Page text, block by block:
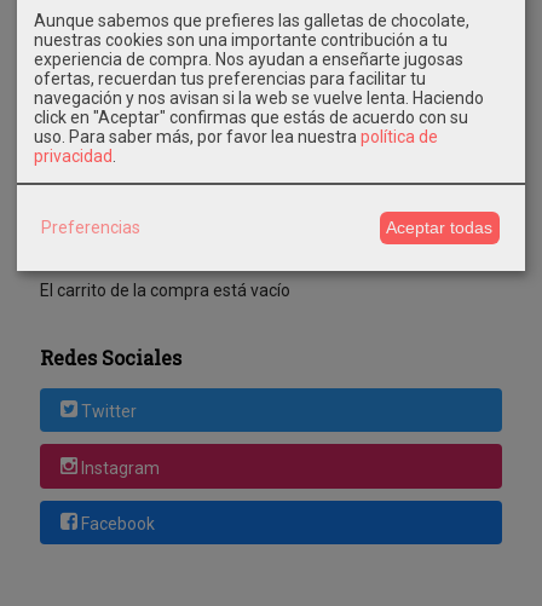
Costes de Envío
GRATIS *
Consultar Destinos
El carrito de la compra está vacío
Redes Sociales
Twitter
Instagram
Facebook
Aunque sabemos que prefieres las galletas de chocolate,
nuestras cookies son una importante contribución a tu
experiencia de compra. Nos ayudan a enseñarte jugosas
ofertas, recuerdan tus preferencias para facilitar tu
navegación y nos avisan si la web se vuelve lenta. Haciendo
click en "Aceptar" confirmas que estás de acuerdo con su
uso. Para saber más, por favor lea nuestra política de
privacidad
Preferencias Aceptar todas